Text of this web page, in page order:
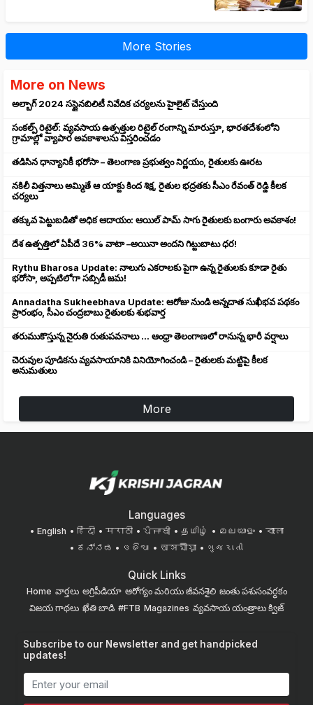
More Stories
More on News
అల్బాగ్ 2024 సస్టైనబిలిటీ నివేదిక చర్యలను హైలైట్ చేస్తుంది
సంకల్ప్ రిటైల్: వ్యవసాయ ఉత్పత్తుల రిటైల్ రంగాన్ని మారుస్తూ, భారతదేశంలోని
గ్రామాల్లో వ్యాపార అవకాశాలను విస్తరించడం
తడిసిన ధాన్యానికీ భరోసా – తెలంగాణ ప్రభుత్వం నిర్ణయం, రైతులకు ఊరట
నకిలీ విత్తనాలు అమ్మితే ఆ యాక్టు కింద శిక్ష, రైతుల భద్రతకు సీఎం రేవంత్ రెడ్డి కీలక
చర్యలు
తక్కువ పెట్టుబడితో అధిక ఆదాయం: ఆయిల్ పామ్ సాగు రైతులకు బంగారు అవకాశం!
దేశ ఉత్పత్తిలో ఏపీదే 36% వాటా –అయినా అందని గిట్టుబాటు ధర!
Rythu Bharosa Update: నాలుగు ఎకరాలకు పైగా ఉన్న రైతులకు కూడా రైతు
భరోసా, అప్పటిలోగా సబ్సిడీ జమ!
Annadatha Sukheebhava Update: ఆరోజు నుండి అన్నదాత సుఖీభవ పథకం
ప్రారంభం, సీఎం చంద్రబాబు రైతులకు శుభవార్త
తరుముకొస్తున్న నైరుతి రుతుపవనాలు ... ఆంధ్రా తెలంగాణలో రానున్న భారీ వర్షాలు
చెరువుల పూడికను వ్యవసాయానికి వినియోగించండి – రైతులకు మట్టిపై కీలక
అనుమతులు
More
Languages
English हिंदी मराठी ਪੰਜਾਬੀ தமிழ் മലയാളം
বাংলা
ಕನ್ನಡ
ଓଡିଆ অসমীয়া ગુજરાતી
Quick Links
Home వార్తలు అగ్రిపీడియా ఆరోగ్యం మరియు జీవనశైలి జంతు పశుసంవర్ధకం
విజయ గాథలు ఖేతి బాడి #FTB Magazines వ్యవసాయ యంత్రాలు క్విజ్
Subscribe to our Newsletter and get handpicked
updates!